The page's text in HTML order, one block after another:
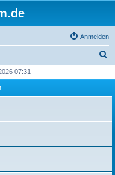
Anmelden
h
07:31